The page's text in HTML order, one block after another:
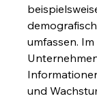
umfassen.
und